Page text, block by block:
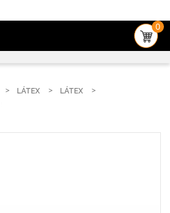
0
LÁTEX
LÁTEX